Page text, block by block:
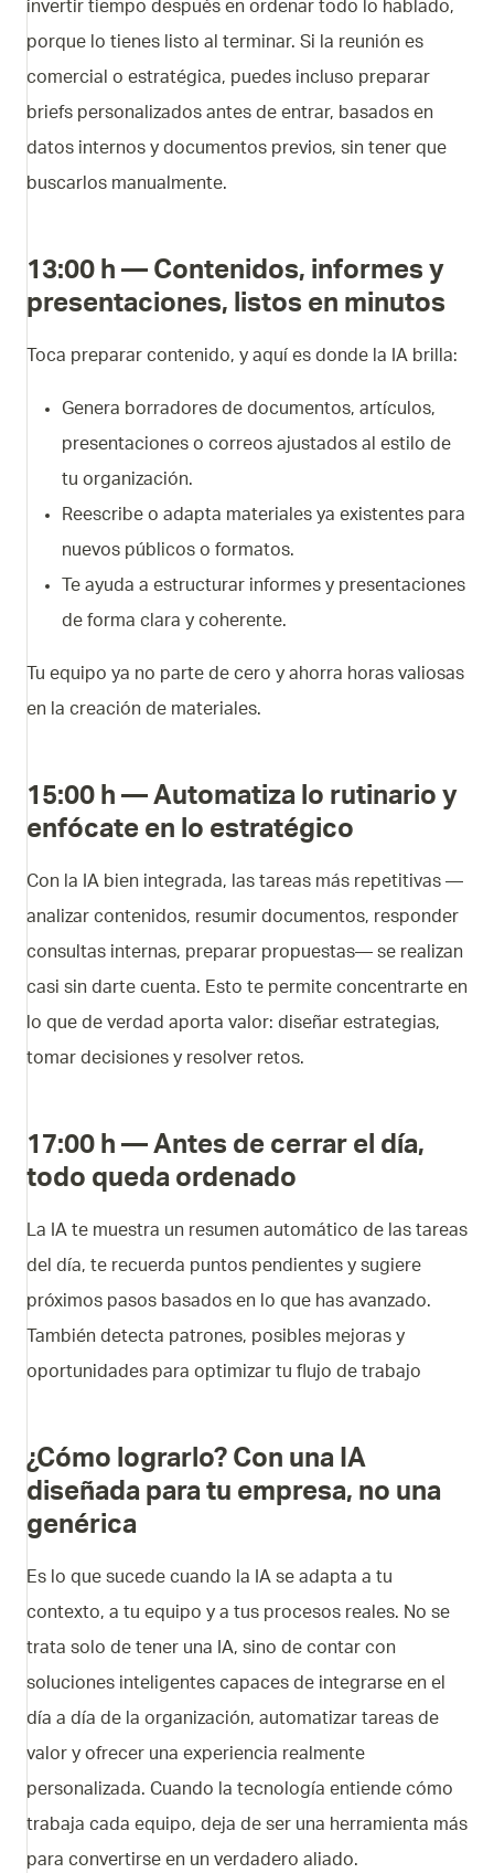
invertir tiempo después en ordenar todo lo hablado,
porque lo tienes listo al terminar. Si la reunión es
comercial o estratégica, puedes incluso preparar
briefs personalizados antes de entrar, basados en
datos internos y documentos previos, sin tener que
buscarlos manualmente.
13:00 h — Contenidos, informes y
presentaciones, listos en minutos
Toca preparar contenido, y aquí es donde la IA brilla:
Genera borradores de documentos, artículos,
presentaciones o correos ajustados al estilo de
tu organización.
Reescribe o adapta materiales ya existentes para
nuevos públicos o formatos.
Te ayuda a estructurar informes y presentaciones
de forma clara y coherente.
Tu equipo ya no parte de cero y ahorra horas valiosas
en la creación de materiales.
15:00 h — Automatiza lo rutinario y
enfócate en lo estratégico
Con la IA bien integrada, las tareas más repetitivas —
analizar contenidos, resumir documentos, responder
consultas internas, preparar propuestas— se realizan
casi sin darte cuenta. Esto te permite concentrarte en
lo que de verdad aporta valor: diseñar estrategias,
tomar decisiones y resolver retos.
17:00 h — Antes de cerrar el día,
todo queda ordenado
La IA te muestra un resumen automático de las tareas
del día, te recuerda puntos pendientes y sugiere
próximos pasos basados en lo que has avanzado.
También detecta patrones, posibles mejoras y
oportunidades para optimizar tu flujo de trabajo
¿Cómo lograrlo? Con una IA
diseñada para tu empresa, no una
genérica
Es lo que sucede cuando la IA se adapta a tu
contexto, a tu equipo y a tus procesos reales. No se
trata solo de tener una IA, sino de contar con
soluciones inteligentes capaces de integrarse en el
día a día de la organización, automatizar tareas de
valor y ofrecer una experiencia realmente
personalizada. Cuando la tecnología entiende cómo
trabaja cada equipo, deja de ser una herramienta más
para convertirse en un verdadero aliado.